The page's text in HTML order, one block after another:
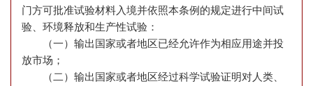
门方可批准试验材料入境并依照本条例的规定进行中间试
验、环境释放和生产性试验：
（一）输出国家或者地区已经允许作为相应用途并投
放市场；
（二）输出国家或者地区经过科学试验证明对人类、